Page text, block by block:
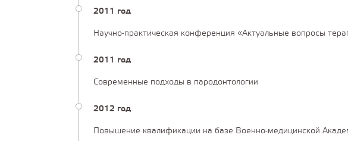
2011 год
Научно-практическая конференция «Актуальные вопросы
2011 год
Современные подходы в пародонтологии
2012 год
Повышение квалификации на базе Военно-медицинской